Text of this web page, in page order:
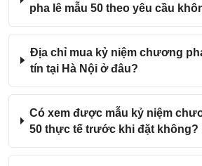
pha lê mẫu 50 theo yêu cầu
Địa chỉ mua kỷ niệm chương
tín tại Hà Nội ở đâu?
Có xem được mẫu kỷ niệm
50 thực tế trước khi đặt không?